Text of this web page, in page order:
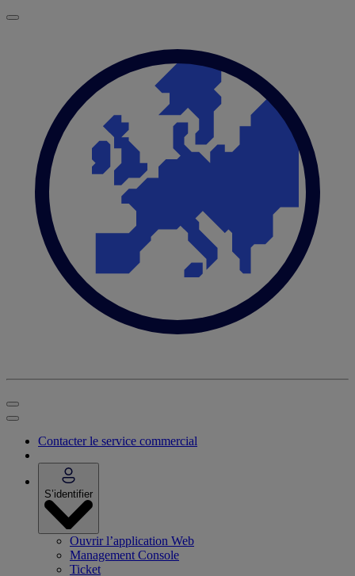
Contacter le service commercial
S’identifier
Ouvrir l’application Web
Management Console
Ticket